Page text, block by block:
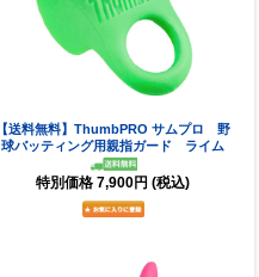
【送料無料】ThumbPRO サムプロ 野
球バッティング用親指ガード ライム
特別価格 7,900円 (税込)